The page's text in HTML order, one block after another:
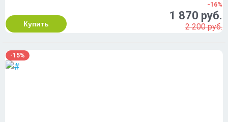
Купить
-16%
1 870 руб.
2 200 руб.
-15%